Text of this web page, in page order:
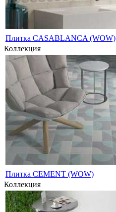
Плитка CASABLANCA (WOW)
Коллекция
Плитка CEMENT (WOW)
Коллекция